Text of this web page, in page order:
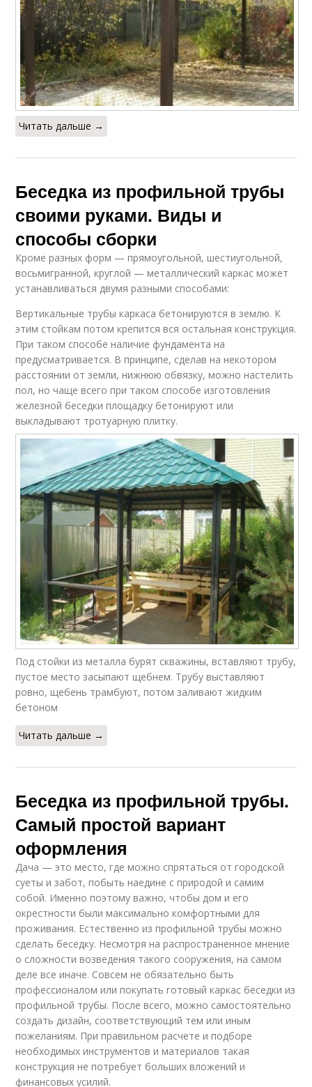
Читать дальше →
Беседка из профильной трубы
своими руками. Виды и
способы сборки
Кроме разных форм — прямоугольной, шестиугольной,
восьмигранной, круглой — металлический каркас может
устанавливаться двумя разными способами:
Вертикальные трубы каркаса бетонируются в землю. К
этим стойкам потом крепится вся остальная конструкция.
При таком способе наличие фундамента на
предусматривается. В принципе, сделав на некотором
расстоянии от земли, нижнюю обвязку, можно настелить
пол, но чаще всего при таком способе изготовления
железной беседки площадку бетонируют или
выкладывают тротуарную плитку.
Под стойки из металла бурят скважины, вставляют трубу,
пустое место засыпают щебнем. Трубу выставляют
ровно, щебень трамбуют, потом заливают жидким
бетоном
Читать дальше →
Беседка из профильной трубы.
Самый простой вариант
оформления
Дача — это место, где можно спрятаться от городской
суеты и забот, побыть наедине с природой и самим
собой. Именно поэтому важно, чтобы дом и его
окрестности были максимально комфортными для
проживания. Естественно из профильной трубы можно
сделать беседку. Несмотря на распространенное мнение
о сложности возведения такого сооружения, на самом
деле все иначе. Совсем не обязательно быть
профессионалом или покупать готовый каркас беседки из
профильной трубы. После всего, можно самостоятельно
создать дизайн, соответствующий тем или иным
пожеланиям. При правильном расчете и подборе
необходимых инструментов и материалов такая
конструкция не потребует больших вложений и
финансовых усилий.